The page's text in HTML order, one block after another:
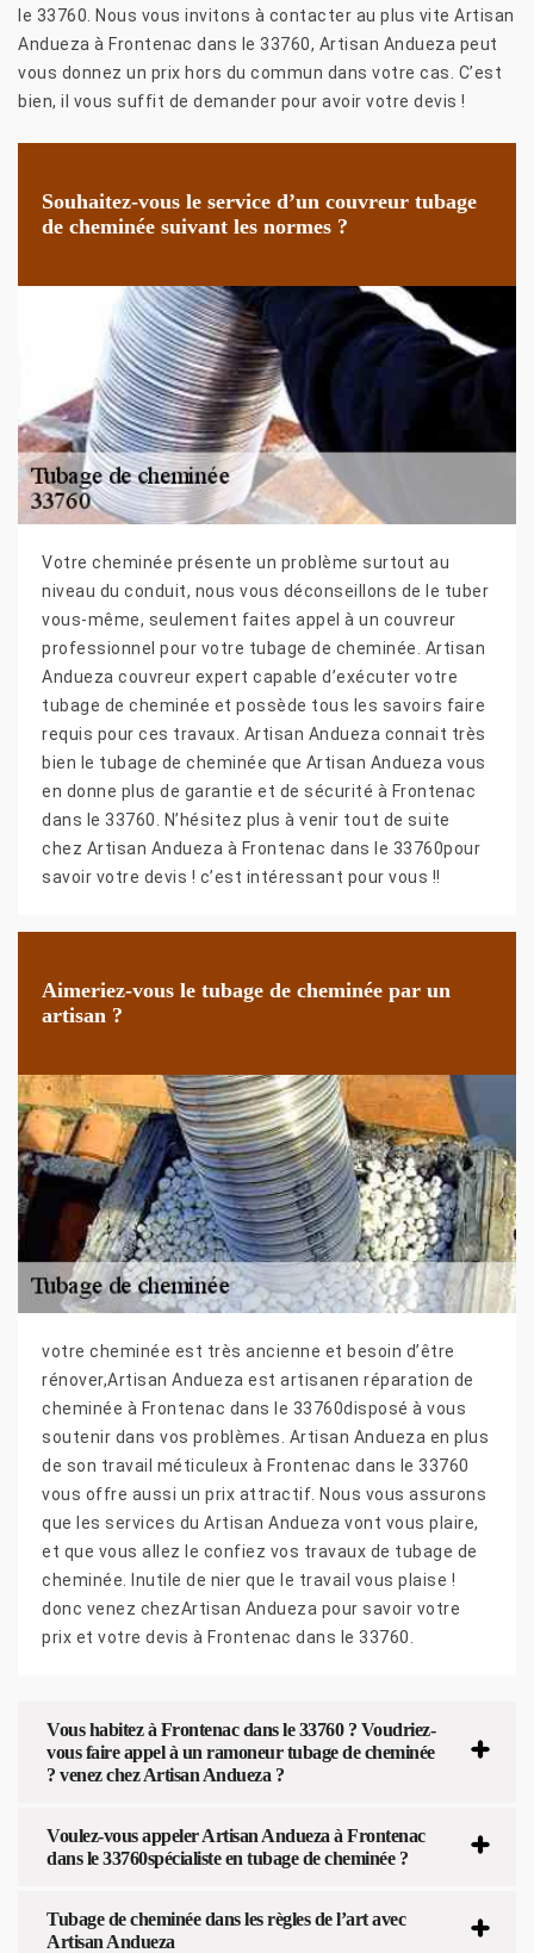
le 33760. Nous vous invitons à contacter au plus vite Artisan
Andueza à Frontenac dans le 33760, Artisan Andueza peut
vous donnez un prix hors du commun dans votre cas. C’est
bien, il vous suffit de demander pour avoir votre devis !
Souhaitez-vous le service d’un couvreur tubage
de cheminée suivant les normes ?
Votre cheminée présente un problème surtout au
niveau du conduit, nous vous déconseillons de le tuber
vous-même, seulement faites appel à un couvreur
professionnel pour votre tubage de cheminée. Artisan
Andueza couvreur expert capable d’exécuter votre
tubage de cheminée et possède tous les savoirs faire
requis pour ces travaux. Artisan Andueza connait très
bien le tubage de cheminée que Artisan Andueza vous
en donne plus de garantie et de sécurité à Frontenac
dans le 33760. N’hésitez plus à venir tout de suite
chez Artisan Andueza à Frontenac dans le 33760pour
savoir votre devis ! c’est intéressant pour vous !!
Aimeriez-vous le tubage de cheminée par un
artisan ?
votre cheminée est très ancienne et besoin d’être
rénover,Artisan Andueza est artisanen réparation de
cheminée à Frontenac dans le 33760disposé à vous
soutenir dans vos problèmes. Artisan Andueza en plus
de son travail méticuleux à Frontenac dans le 33760
vous offre aussi un prix attractif. Nous vous assurons
que les services du Artisan Andueza vont vous plaire,
et que vous allez le confiez vos travaux de tubage de
cheminée. Inutile de nier que le travail vous plaise !
donc venez chezArtisan Andueza pour savoir votre
prix et votre devis à Frontenac dans le 33760.
Vous habitez à Frontenac dans le 33760 ? Voudriez-
vous faire appel à un ramoneur tubage de cheminée
? venez chez Artisan Andueza ?
Voulez-vous appeler Artisan Andueza à Frontenac
dans le 33760spécialiste en tubage de cheminée ?
Tubage de cheminée dans les règles de l’art avec
Artisan Andueza